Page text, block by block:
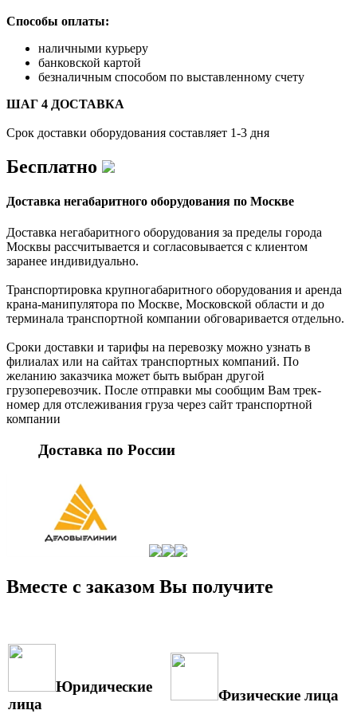
Способы оплаты:
наличными курьеру
банковской картой
безналичным способом по выставленному счету
ШАГ 4 ДОСТАВКА
Срок доставки оборудования составляет 1-3 дня
Бесплатно
Доставка негабаритного оборудования по Москве
Доставка негабаритного оборудования за пределы города
Москвы рассчитывается и согласовывается с клиентом
заранее индивидуально.
Транспортировка крупногабаритного оборудования и аренда
крана-манипулятора по Москве, Московской области и до
терминала транспортной компании обговаривается отдельно.
Сроки доставки и тарифы на перевозку можно узнать в
филиалах или на сайтах транспортных компаний. По
желанию заказчика может быть выбран другой
грузоперевозчик. После отправки мы сообщим Вам трек-
номер для отслеживания груза через сайт транспортной
компании
Доставка по России
Вместе с заказом Вы получите
Юридические
лица
Физические лица